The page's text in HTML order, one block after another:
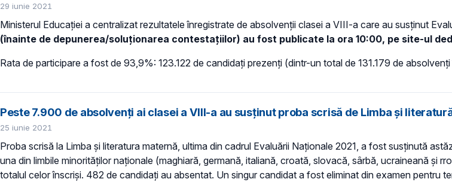
29 iunie 2021
Ministerul Educației a centralizat rezultatele înregistrate de absolvenții clasei a VIII-a care au susținut
(înainte de depunerea/soluționarea contestațiilor) au fost publicate la ora 10:00, pe site-ul
Rata de participare a fost de 93,9%: 123.122 de candidați prezenți (dintr-un total de 131.179 de absolvenți
Peste 7.900 de absolvenți ai clasei a VIII-a au susținut proba scrisă de Limba și
25 iunie 2021
Proba scrisă la Limba și literatura maternă, ultima din cadrul Evaluării Naționale 2021, a fost susținută
una din limbile minorităților naționale (maghiară, germană, italiană, croată, slovacă, sârbă, ucraineană și
totalul celor înscriși. 482 de candidați au absentat. Un singur candidat a fost eliminat din examen pentru